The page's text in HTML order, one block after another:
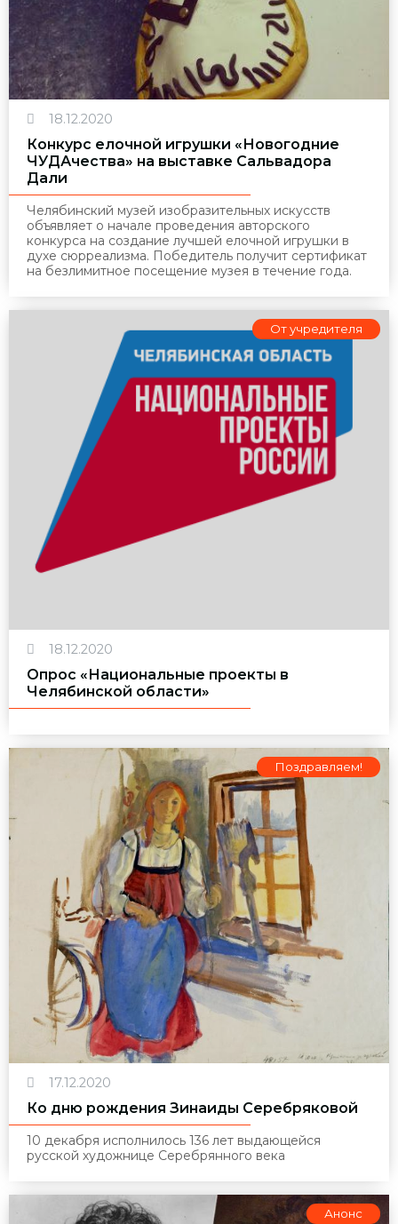
18.12.2020
Конкурс елочной игрушки «Новогодние
ЧУДАчества» на выставке Сальвадора
Дали
Челябинский музей изобразительных искусств
объявляет о начале проведения авторского
конкурса на создание лучшей елочной игрушки в
духе сюрреализма. Победитель получит сертификат
на безлимитное посещение музея в течение года.
От учредителя
18.12.2020
Опрос «Национальные проекты в
Челябинской области»
Поздравляем!
17.12.2020
Ко дню рождения Зинаиды Серебряковой
10 декабря исполнилось 136 лет выдающейся
русской художнице Серебрянного века
Анонс